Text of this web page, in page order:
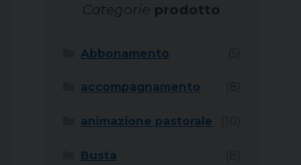
Categorie prodotto
Abbonamento
accompagnamento
animazione pastorale
Busta